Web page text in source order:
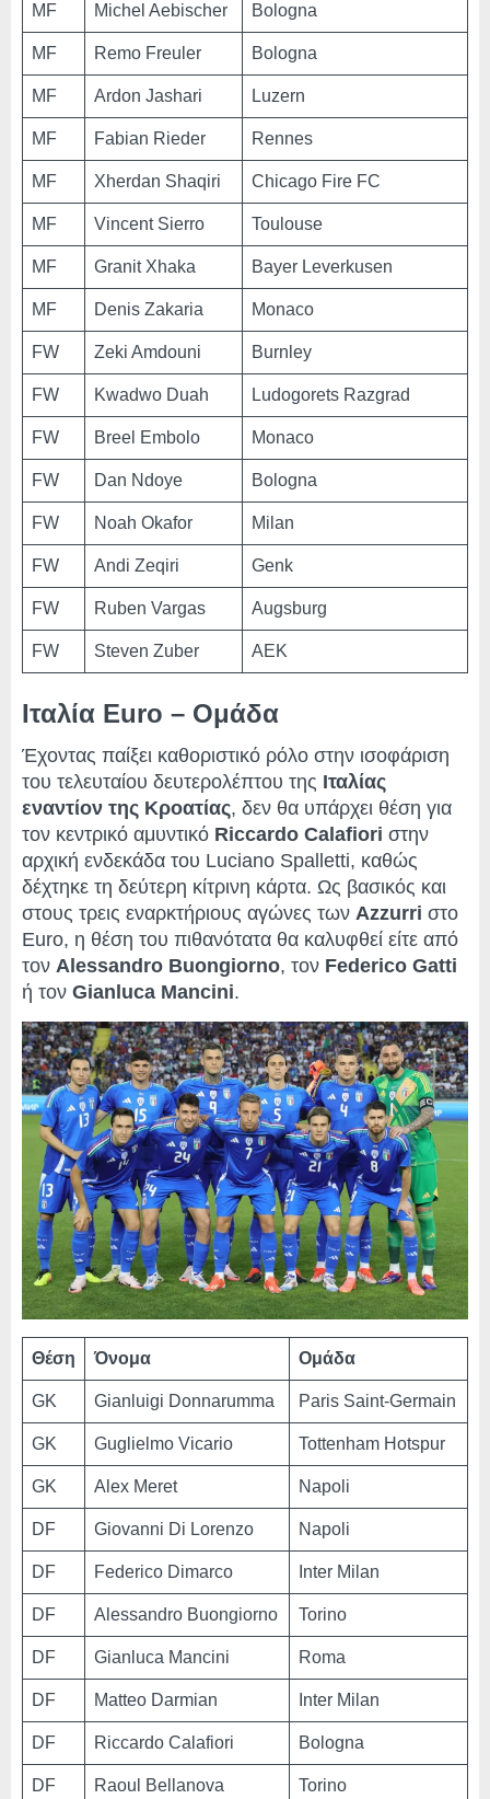
MF Michel Aebischer Bologna
MF Remo Freuler Bologna
MF Ardon Jashari Luzern
MF Fabian Rieder Rennes
MF Xherdan Shaqiri Chicago Fire FC
MF Vincent Sierro Toulouse
MF Granit Xhaka Bayer Leverkusen
MF Denis Zakaria Monaco
FW Zeki Amdouni Burnley
FW Kwadwo Duah Ludogorets Razgrad
FW Breel Embolo Monaco
FW Dan Ndoye Bologna
FW Noah Okafor Milan
FW Andi Zeqiri Genk
FW Ruben Vargas Augsburg
FW Steven Zuber AEK
Ιταλία Euro – Ομάδα
Έχοντας παίξει καθοριστικό ρόλο στην ισοφάριση
του τελευταίου δευτερολέπτου της Ιταλίας
εναντίον της Κροατίας, δεν θα υπάρχει θέση για
τον κεντρικό αμυντικό Riccardo Calafiori στην
αρχική ενδεκάδα του Luciano Spalletti, καθώς
δέχτηκε τη δεύτερη κίτρινη κάρτα. Ως βασικός και
στους τρεις εναρκτήριους αγώνες των Azzurri στο
Euro, η θέση του πιθανότατα θα καλυφθεί είτε από
τον Alessandro Buongiorno, τον Federico Gatti
ή τον Gianluca Mancini.
Θέση Όνομα Ομάδα
GK Gianluigi Donnarumma Paris Saint-Germain
GK Guglielmo Vicario Tottenham Hotspur
GK Alex Meret Napoli
DF Giovanni Di Lorenzo Napoli
DF Federico Dimarco Inter Milan
DF Alessandro Buongiorno Torino
DF Gianluca Mancini Roma
DF Matteo Darmian Inter Milan
DF Riccardo Calafiori Bologna
DF Raoul Bellanova Torino